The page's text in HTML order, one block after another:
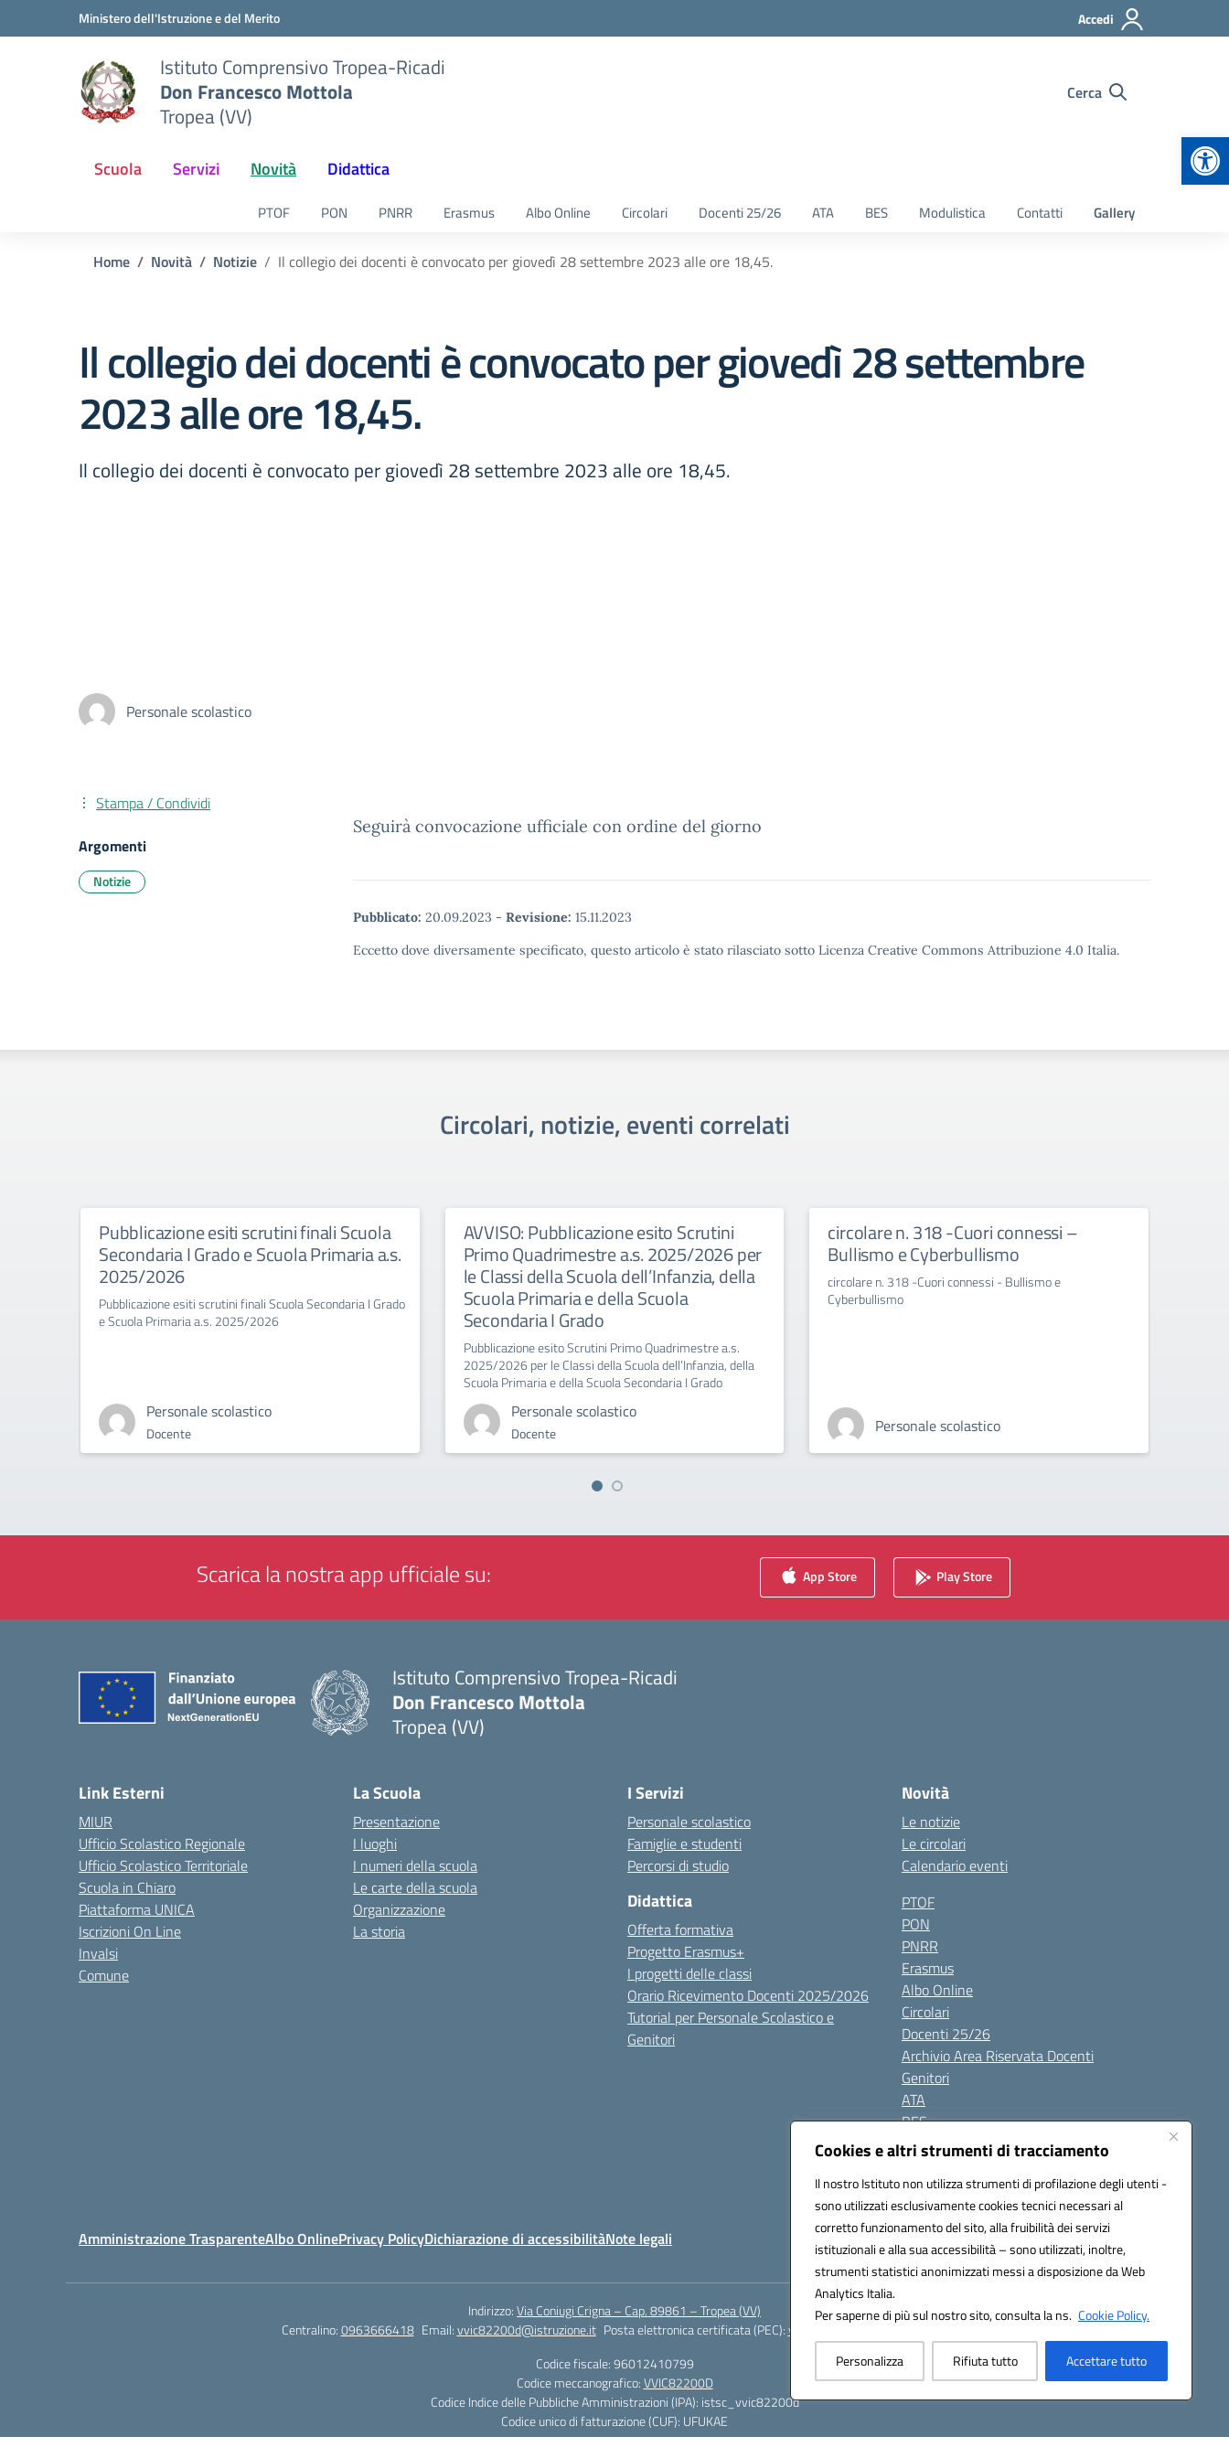
Cookies e altri strumenti di tracciamento
Il nostro Istituto non utilizza strumenti di profilazione degli utenti -
sono utilizzati esclusivamente cookies tecnici necessari al
corretto funzionamento del sito, alla fruibilità dei servizi
istituzionali e alla sua accessibilità – sono utilizzati, inoltre,
strumenti statistici anonimizzati messi a disposizione da Web
Analytics Italia.
Per saperne di più sul nostro sito, consulta la ns. Cookie Policy.
Personalizza Rifiuta tutto Accettare tutto
Vai ai contenuti
Vai al menu di navigazioneMinistero dell'Istruzione e del Merito Accedi
Istituto Comprensivo Tropea-Ricadi
Don Francesco Mottola
Tropea (VV)
Cerca
Scuola Servizi Novità Didattica
PTOF PON PNRR Erasmus Albo Online Circolari Docenti 25/26 ATA BES Modulistica Contatti Gallery
Home Novità Notizie Il collegio dei docenti è convocato per giovedì 28 settembre 2023 alle ore 18,45.
Il collegio dei docenti è convocato per giovedì 28 settembre
2023 alle ore 18,45.
Il collegio dei docenti è convocato per giovedì 28 settembre 2023 alle ore 18,45.
Personale scolastico
Seguirà convocazione ufficiale con ordine del giorno
Pubblicato: 20.09.2023 - Revisione: 15.11.2023
Eccetto dove diversamente specificato, questo articolo è stato rilasciato sotto Licenza Creative Commons Attribuzione 4.0 Italia.
Stampa / Condividi
Argomenti
Notizie
Circolari, notizie, eventi correlati
Pubblicazione esiti scrutini finali Scuola
Secondaria I Grado e Scuola Primaria a.s.
2025/2026
Pubblicazione esiti scrutini finali Scuola Secondaria I Grado
e Scuola Primaria a.s. 2025/2026
Personale scolastico
Docente
AVVISO: Pubblicazione esito Scrutini
Primo Quadrimestre a.s. 2025/2026 per
le Classi della Scuola dell’Infanzia, della
Scuola Primaria e della Scuola
Secondaria I Grado
Pubblicazione esito Scrutini Primo Quadrimestre a.s.
2025/2026 per le Classi della Scuola dell’Infanzia, della
Scuola Primaria e della Scuola Secondaria I Grado
Personale scolastico
Docente
circolare n. 318 -Cuori connessi –
Bullismo e Cyberbullismo
circolare n. 318 -Cuori connessi - Bullismo e
Cyberbullismo
Personale scolastico
Scarica la nostra app ufficiale su: App Store Play Store
Istituto Comprensivo Tropea-Ricadi
Don Francesco Mottola
Tropea (VV)
Link Esterni
MIUR
Ufficio Scolastico Regionale
Ufficio Scolastico Territoriale
Scuola in Chiaro
Piattaforma UNICA
Iscrizioni On Line
Invalsi
Comune
La Scuola
Presentazione
I luoghi
I numeri della scuola
Le carte della scuola
Organizzazione
La storia
I Servizi
Personale scolastico
Famiglie e studenti
Percorsi di studio
Didattica
Offerta formativa
Progetto Erasmus+
I progetti delle classi
Orario Ricevimento Docenti 2025/2026
Tutorial per Personale Scolastico e
Genitori
Novità
Le notizie
Le circolari
Calendario eventi
PTOF
PON
PNRR
Erasmus
Albo Online
Circolari
Docenti 25/26
Archivio Area Riservata Docenti
Genitori
ATA
BES
Modulistica
Gallery
Amministrazione TrasparenteAlbo OnlinePrivacy PolicyDichiarazione di accessibilitàNote legali
Indirizzo:Via Coniugi Crigna – Cap. 89861 – Tropea (VV)
Centralino:0963666418 Email:vvic82200d@istruzione.it Posta elettronica certificata (PEC):vvic82200d@pec.istruzione.it
Codice fiscale: 96012410799
Codice meccanografico:VVIC82200D
Codice Indice delle Pubbliche Amministrazioni (IPA): istsc_vvic82200d
Codice unico di fatturazione (CUF): UFUKAE